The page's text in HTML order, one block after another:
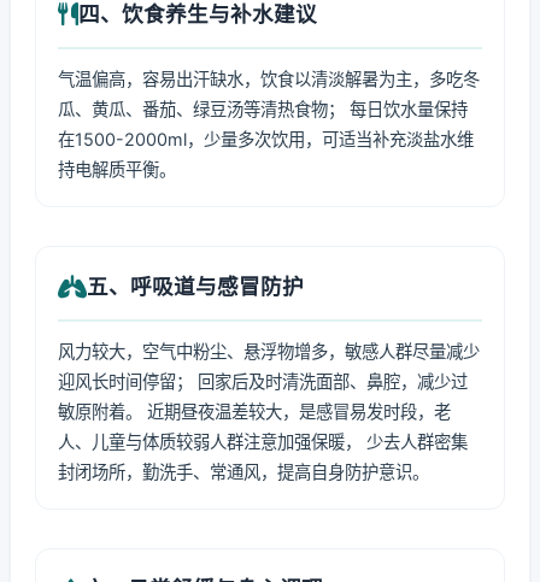
四、饮食养生与补水建议
气温偏高，容易出汗缺水，饮食以清淡解暑为主，多吃冬
瓜、黄瓜、番茄、绿豆汤等清热食物； 每日饮水量保持
在1500-2000ml，少量多次饮用，可适当补充淡盐水维
持电解质平衡。
五、呼吸道与感冒防护
风力较大，空气中粉尘、悬浮物增多，敏感人群尽量减少
迎风长时间停留； 回家后及时清洗面部、鼻腔，减少过
敏原附着。 近期昼夜温差较大，是感冒易发时段，老
人、儿童与体质较弱人群注意加强保暖， 少去人群密集
封闭场所，勤洗手、常通风，提高自身防护意识。